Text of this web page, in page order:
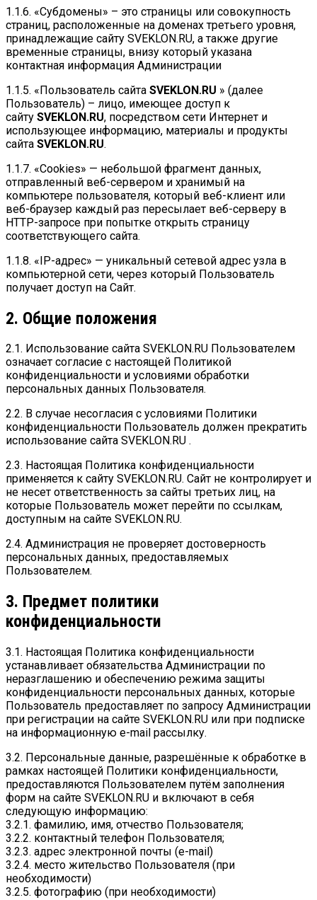
1.1.6. «Субдомены» – это страницы или совокупность
страниц, расположенные на доменах третьего уровня,
принадлежащие сайту SVEKLON.RU, а также другие
временные страницы, внизу который указана
контактная информация Администрации
1.1.5. «Пользователь сайта SVEKLON.RU » (далее
Пользователь) – лицо, имеющее доступ к
сайту SVEKLON.RU, посредством сети Интернет и
использующее информацию, материалы и продукты
сайта SVEKLON.RU.
1.1.7. «Cookies» — небольшой фрагмент данных,
отправленный веб-сервером и хранимый на
компьютере пользователя, который веб-клиент или
веб-браузер каждый раз пересылает веб-серверу в
HTTP-запросе при попытке открыть страницу
соответствующего сайта.
1.1.8. «IP-адрес» — уникальный сетевой адрес узла в
компьютерной сети, через который Пользователь
получает доступ на Сайт.
2. Общие положения
2.1. Использование сайта SVEKLON.RU Пользователем
означает согласие с настоящей Политикой
конфиденциальности и условиями обработки
персональных данных Пользователя.
2.2. В случае несогласия с условиями Политики
конфиденциальности Пользователь должен прекратить
использование сайта SVEKLON.RU .
2.3. Настоящая Политика конфиденциальности
применяется к сайту SVEKLON.RU. Сайт не контролирует и
не несет ответственность за сайты третьих лиц, на
которые Пользователь может перейти по ссылкам,
доступным на сайте SVEKLON.RU.
2.4. Администрация не проверяет достоверность
персональных данных, предоставляемых
Пользователем.
3. Предмет политики
конфиденциальности
3.1. Настоящая Политика конфиденциальности
устанавливает обязательства Администрации по
неразглашению и обеспечению режима защиты
конфиденциальности персональных данных, которые
Пользователь предоставляет по запросу Администрации
при регистрации на сайте SVEKLON.RU или при подписке
на информационную e-mail рассылку.
3.2. Персональные данные, разрешённые к обработке в
рамках настоящей Политики конфиденциальности,
предоставляются Пользователем путём заполнения
форм на сайте SVEKLON.RU и включают в себя
следующую информацию:
3.2.1. фамилию, имя, отчество Пользователя;
3.2.2. контактный телефон Пользователя;
3.2.3. адрес электронной почты (e-mail)
3.2.4. место жительство Пользователя (при
необходимости)
3.2.5. фотографию (при необходимости)